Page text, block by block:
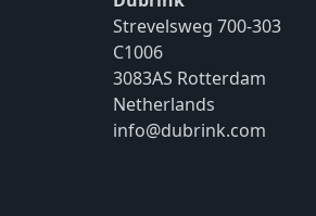
Strevelsweg 700-303
C1006
3083AS Rotterdam
Netherlands
info@dubrink.com